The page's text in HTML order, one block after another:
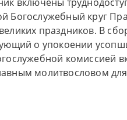
Богослужебный круг
праздников. В
о упокоении
комиссией
молитвословом